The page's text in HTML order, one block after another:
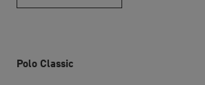
Polo Classic